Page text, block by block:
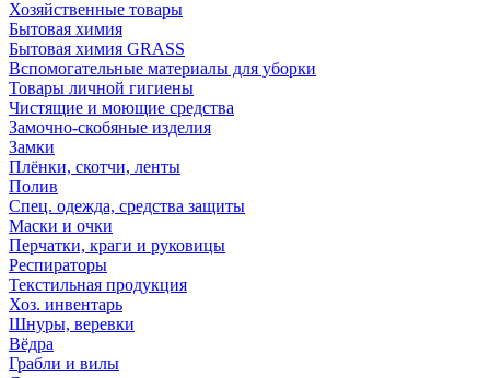
Хозяйственные товары
Бытовая химия
Бытовая химия GRASS
Вспомогательные материалы для уборки
Товары личной гигиены
Чистящие и моющие средства
Замочно-скобяные изделия
Замки
Плёнки, скотчи, ленты
Полив
Спец. одежда, средства защиты
Маски и очки
Перчатки, краги и руковицы
Респираторы
Текстильная продукция
Хоз. инвентарь
Шнуры, веревки
Вёдра
Грабли и вилы